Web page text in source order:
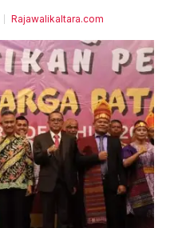
Rajawalikaltara.com